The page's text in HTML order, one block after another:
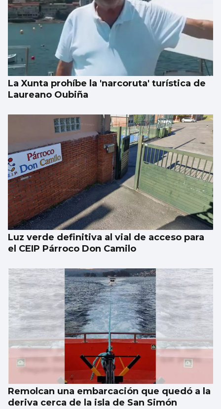
‘Simona’, de La Promesa de TVE al
Balneario de Mondariz
La Xunta prohíbe la 'narcoruta' turística de
Laureano Oubiña
Luz verde definitiva al vial de acceso para
el CEIP Párroco Don Camilo
Remolcan una embarcación que quedó a la
deriva cerca de la isla de San Simón